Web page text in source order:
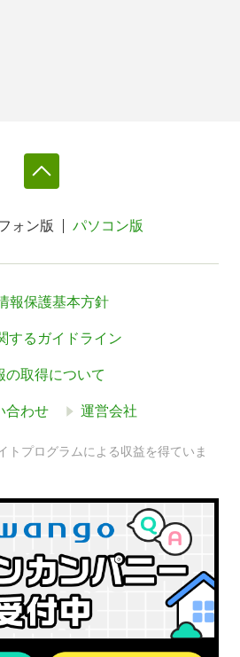
ォン版 パソコン版
報保護基本方針
するガイドライン
の取得について
合わせ 運営会社
トプログラムによる収益を得ていま